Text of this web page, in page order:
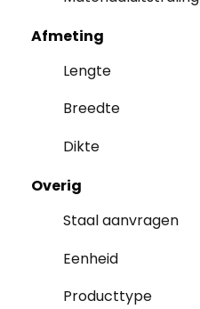
Afmeting
Lengte
Breedte
Dikte
Overig
Staal aanvragen
Eenheid
Producttype